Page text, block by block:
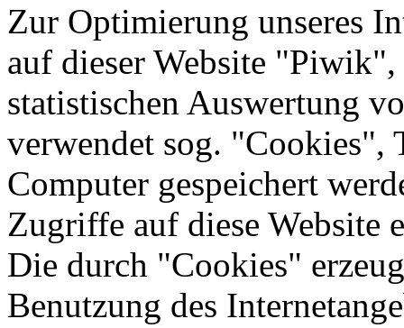
Zur Optimierung unseres
auf dieser Website
statistischen Auswertung
verwendet sog. "Cookies",
Computer gespeichert
Zugriffe auf diese Website
Die durch "Cookies"
Benutzung des